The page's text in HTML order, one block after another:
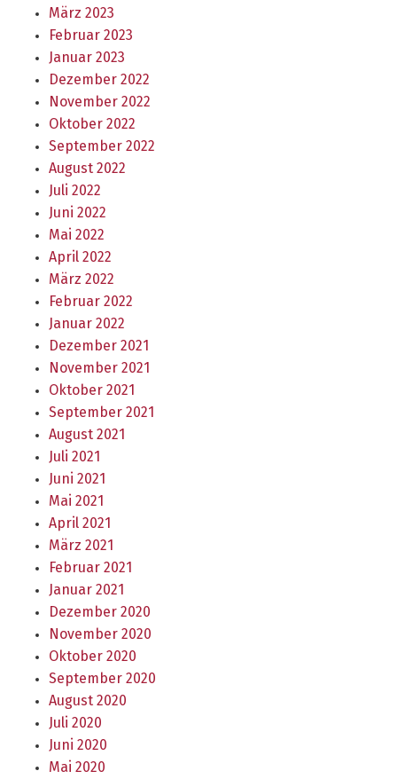
März 2023
Februar 2023
Januar 2023
Dezember 2022
November 2022
Oktober 2022
September 2022
August 2022
Juli 2022
Juni 2022
Mai 2022
April 2022
März 2022
Februar 2022
Januar 2022
Dezember 2021
November 2021
Oktober 2021
September 2021
August 2021
Juli 2021
Juni 2021
Mai 2021
April 2021
März 2021
Februar 2021
Januar 2021
Dezember 2020
November 2020
Oktober 2020
September 2020
August 2020
Juli 2020
Juni 2020
Mai 2020